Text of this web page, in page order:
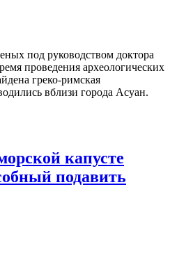
под руководством доктора
проведения археологических
греко-римская
вблизи города Асуан.
капусте
подавить